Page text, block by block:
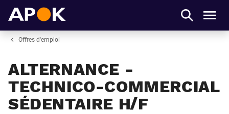
Offres d'emploi
ALTERNANCE -
TECHNICO-COMMERCIAL
SÉDENTAIRE H/F